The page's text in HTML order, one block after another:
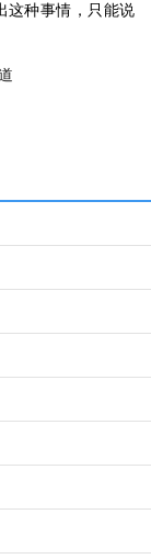
这种事情，只能说